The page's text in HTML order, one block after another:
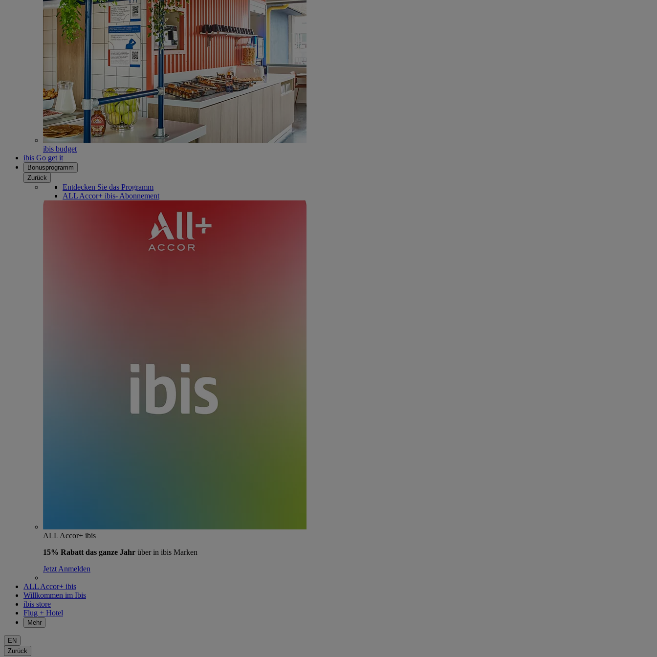
ibis budget
ibis Go get it
Bonusprogramm
Zurück
Entdecken Sie das Programm
ALL Accor+ ibis- Abonnement
ALL Accor+ ibis
15% Rabatt das ganze Jahr über in ibis Marken
Jetzt Anmelden
ALL Accor+ ibis
Willkommen im Ibis
ibis store
Flug + Hotel
Mehr
EN
Zurück